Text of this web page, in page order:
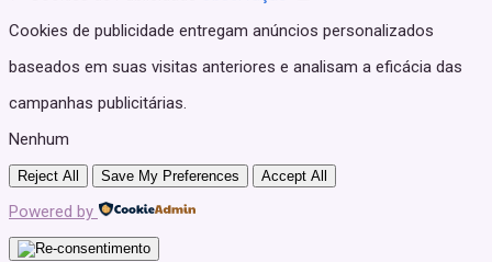
Cookies de publicidade entregam anúncios personalizados
baseados em suas visitas anteriores e analisam a eficácia das
campanhas publicitárias.
Nenhum
Reject All Save My Preferences Accept All
Powered by